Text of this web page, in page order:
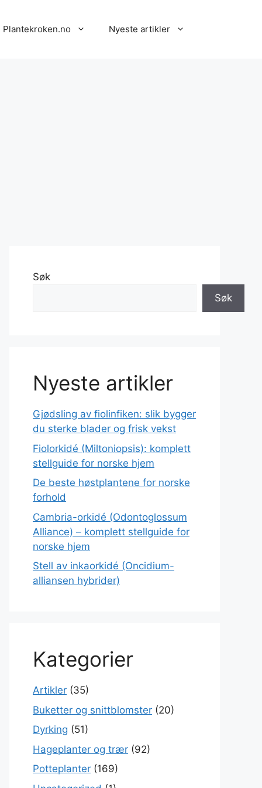
Plantekroken.no Nyeste artikler
Søk
Søk
Nyeste artikler
Gjødsling av fiolinfiken: slik bygger
du sterke blader og frisk vekst
Fiolorkidé (Miltoniopsis): komplett
stellguide for norske hjem
De beste høstplantene for norske
forhold
Cambria-orkidé (Odontoglossum
Alliance) – komplett stellguide for
norske hjem
Stell av inkaorkidé (Oncidium-
alliansen hybrider)
Kategorier
Artikler (35)
Buketter og snittblomster (20)
Dyrking (51)
Hageplanter og trær (92)
Potteplanter (169)